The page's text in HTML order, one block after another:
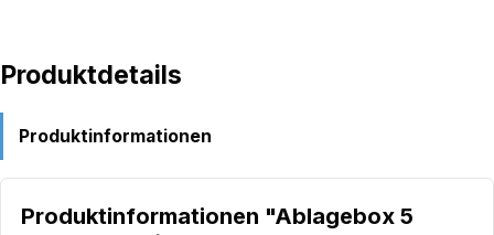
Produktdetails
Produktinformationen
Produktinformationen "Ablagebox 5